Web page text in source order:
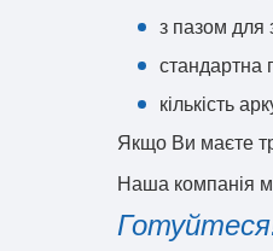
з пазом для
стандартна
кількість
Якщо Ви маєте
Наша компанія